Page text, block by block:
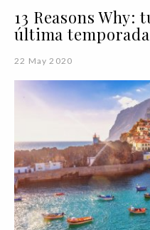
13 Reasons Why:
última temporada
22 May 2020